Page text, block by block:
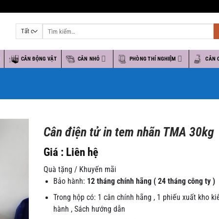
CÂN ĐỘNG VẬT CÂN NHỎ PHÒNG THÍ NGHIỆM CÂN
Cân điện tử in tem nhãn TMA 30kg
Giá : Liên hệ
Quà tặng / Khuyến mãi
Bảo hành: 12 tháng chính hãng ( 24 tháng công ty )
Trong hộp có: 1 cân chính hãng , 1 phiếu xuất kho
hành , Sách hướng dẫn